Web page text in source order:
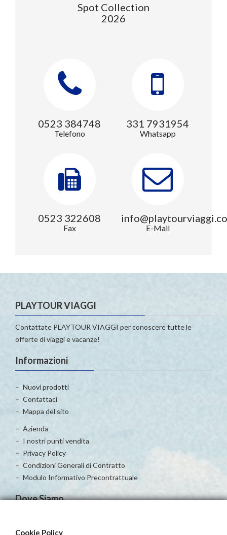
Spot Collection
2026
0523 384748
Telefono
331 7931954
Whatsapp
0523 322608
Fax E-Mail
PLAYTOUR VIAGGI
Contattate PLAYTOUR VIAGGI per conoscere tutte le
offerte di viaggi e vacanze!
Informazioni
Nuovi prodotti
Contattaci
Mappa del sito
Azienda
I nostri punti vendita
Privacy Policy
Condizioni Generali di Contratto
Modulo Informativo Precontrattuale
Dove Siamo
Cookie Policy